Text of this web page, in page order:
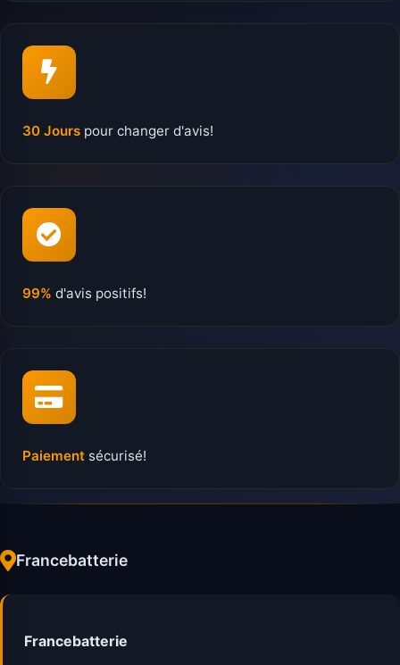
30 Jours pour changer d'avis!
99% d'avis positifs!
Paiement sécurisé!
Francebatterie
Francebatterie